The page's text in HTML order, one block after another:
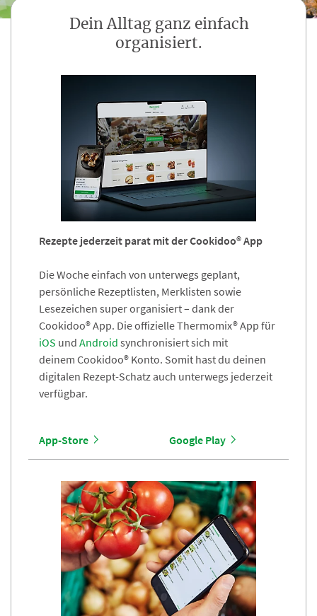
Dein Alltag ganz einfach
organisiert.
Rezepte jederzeit parat mit der Cookidoo® App
Die Woche einfach von unterwegs geplant,
persönliche Rezeptlisten, Merklisten sowie
Lesezeichen super organisiert – dank der
Cookidoo® App. Die offizielle Thermomix® App für
iOS und Android synchronisiert sich mit
deinem Cookidoo® Konto. Somit hast du deinen
digitalen Rezept-Schatz auch unterwegs jederzeit
verfügbar.
App-Store Google Play